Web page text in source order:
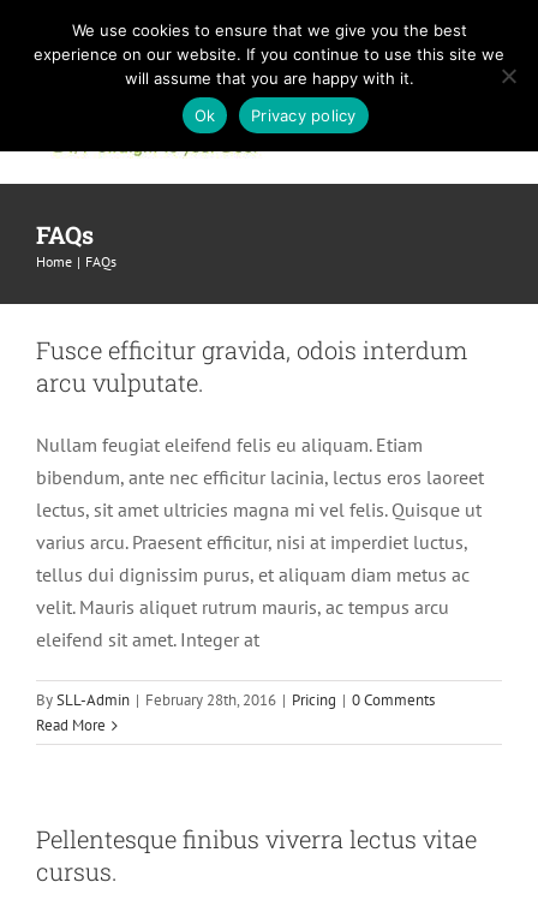
FAQs
Home FAQs
Fusce efficitur gravida, odois interdum
arcu vulputate.
Nullam feugiat eleifend felis eu aliquam. Etiam
bibendum, ante nec efficitur lacinia, lectus eros laoreet
lectus, sit amet ultricies magna mi vel felis. Quisque ut
varius arcu. Praesent efficitur, nisi at imperdiet luctus,
tellus dui dignissim purus, et aliquam diam metus ac
velit. Mauris aliquet rutrum mauris, ac tempus arcu
eleifend sit amet. Integer at
BySLL-Admin | February 28th, 2016 | Pricing | 0 Comments
Read More
Pellentesque finibus viverra lectus vitae
cursus.
We use cookies to ensure that we give you the best
experience on our website. If you continue to use this site we
will assume that you are happy with it.
Ok
Privacy policy